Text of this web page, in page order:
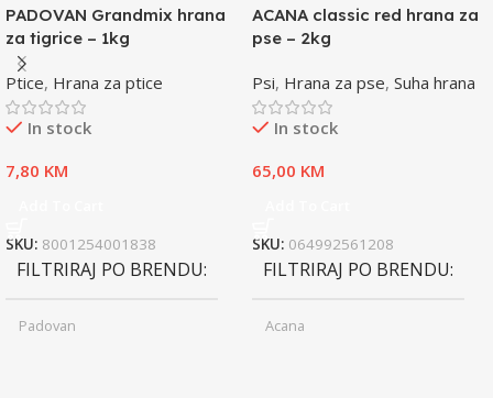
PADOVAN Grandmix hrana
za tigrice – 1kg
Ptice, Hrana za ptice
In stock
7,80 KM
SKU: 8001254001838
FILTRIRAJ PO BRENDU
Padovan
ACANA classic red hrana za
pse – 2kg
Psi, Hrana za pse, Suha hrana
In stock
65,00 KM
SKU: 064992561208
FILTRIRAJ PO BRENDU
Acana